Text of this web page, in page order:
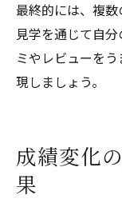
最終的には、複
見学を通じて自
ミやレビューを
現しましょう。
成績変化
果